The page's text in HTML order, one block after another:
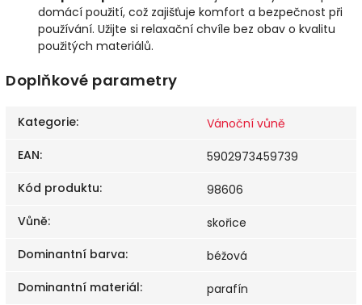
domácí použití, což zajišťuje komfort a bezpečnost při
používání. Užijte si relaxační chvíle bez obav o kvalitu
použitých materiálů.
Doplňkové parametry
Kategorie:
Vánoční vůně
EAN:
5902973459739
Kód produktu:
98606
Vůně:
skořice
Dominantní barva:
béžová
Dominantní materiál: parafín